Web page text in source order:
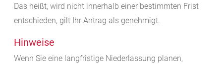
Das heißt, wird nicht innerhalb einer bestimmten Frist
entschieden, gilt Ihr Antrag als genehmigt.
Hinweise
Wenn Sie eine langfristige Niederlassung planen,